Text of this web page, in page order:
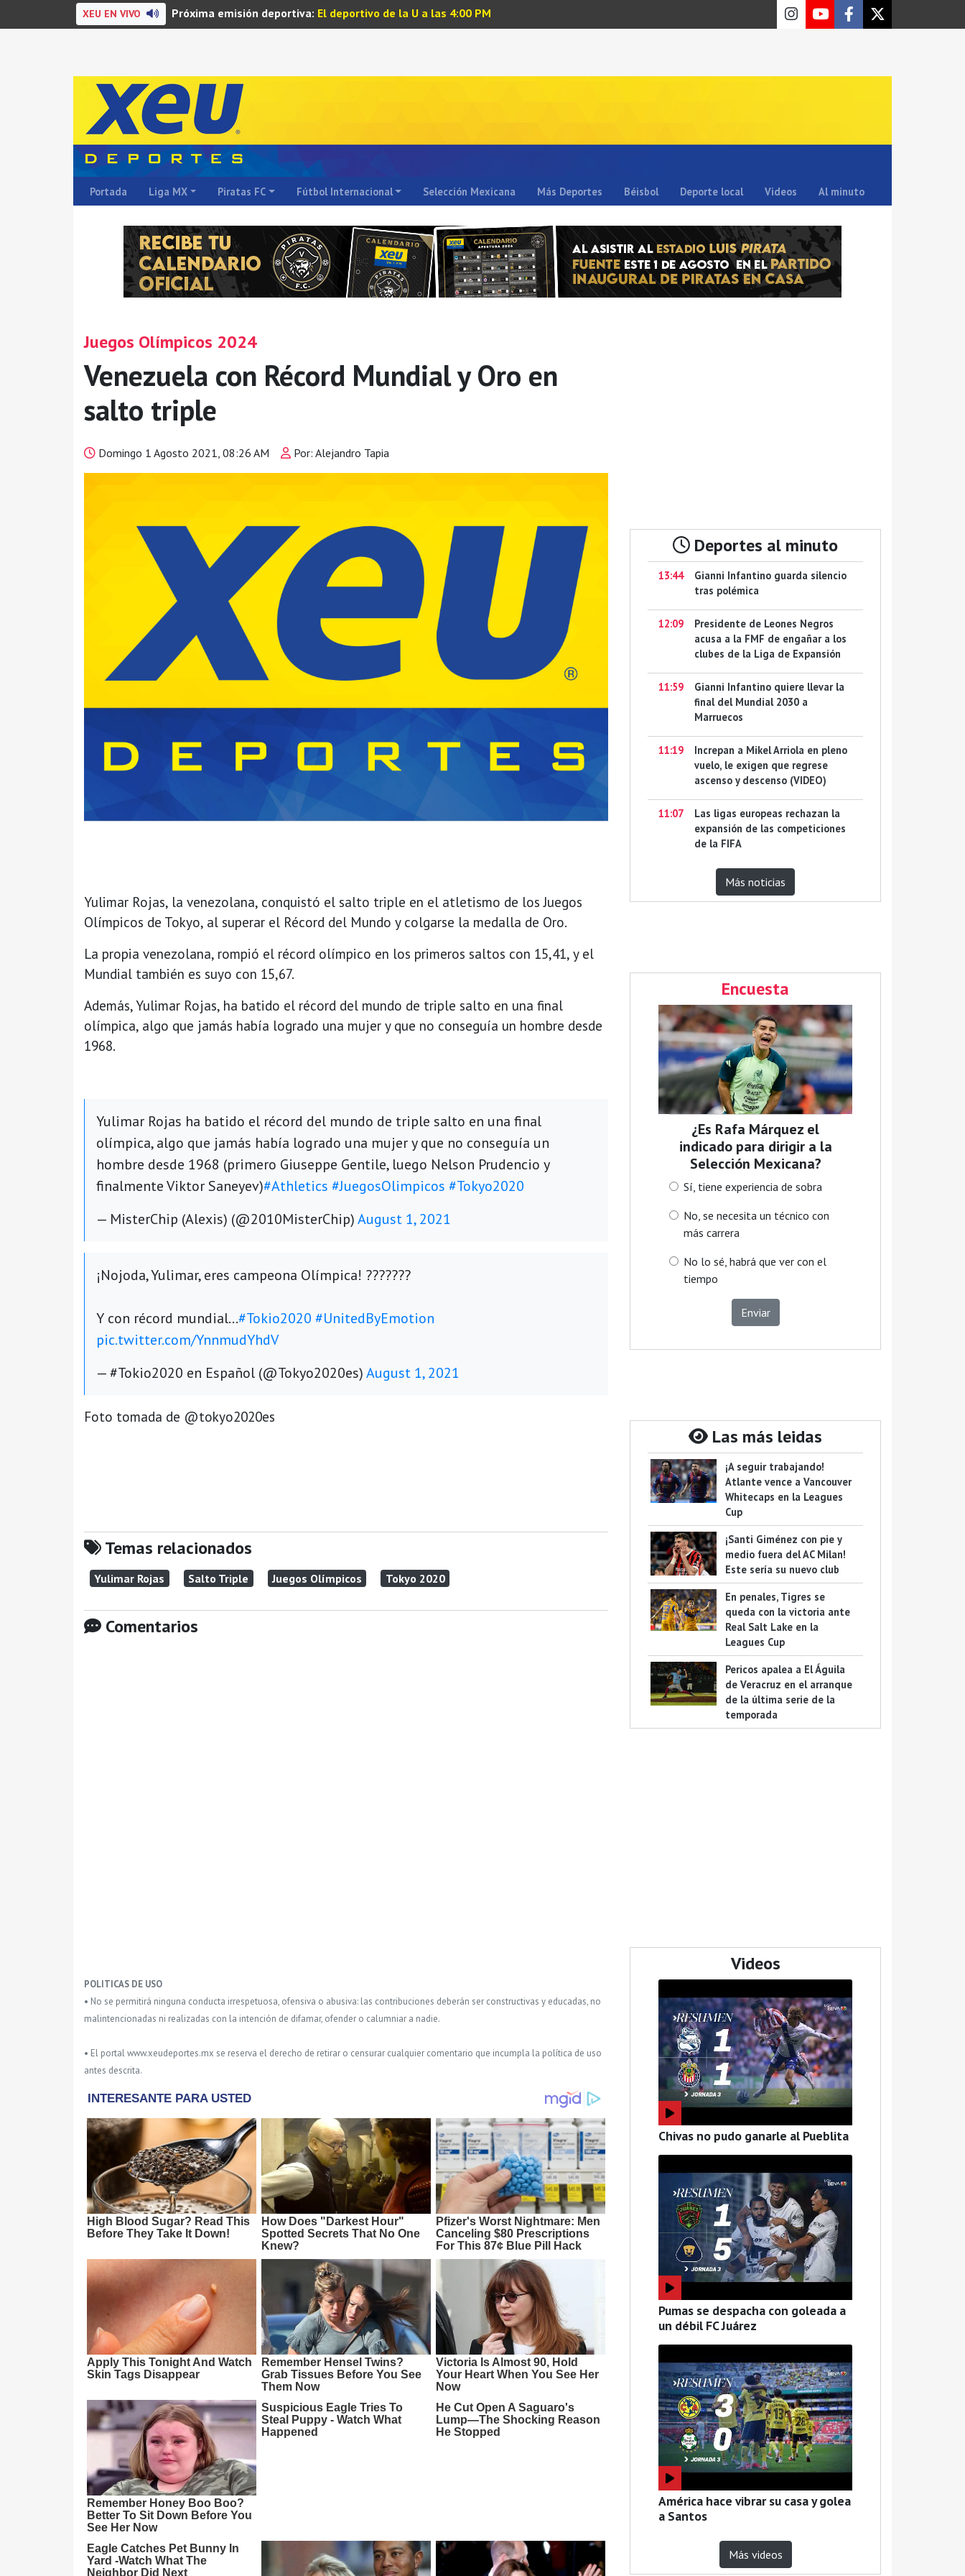
XEU EN VIVO Próxima emisión deportiva: El deportivo de la U a las 4:00 PM
Portada Liga MX Piratas FC Fútbol Internacional Selección Mexicana Más Deportes Béisbol Deporte local Videos Al minuto
Juegos Olímpicos 2024
Venezuela con Récord Mundial y Oro en
salto triple
Domingo 1 Agosto 2021, 08:26 AM Por: Alejandro Tapia
Yulimar Rojas, la venezolana, conquistó el salto triple en el atletismo de los Juegos
Olímpicos de Tokyo, al superar el Récord del Mundo y colgarse la medalla de Oro.
La propia venezolana, rompió el récord olímpico en los primeros saltos con 15,41, y el
Mundial también es suyo con 15,67.
Además, Yulimar Rojas, ha batido el récord del mundo de triple salto en una final
olímpica, algo que jamás había logrado una mujer y que no conseguía un hombre desde
1968.
Yulimar Rojas ha batido el récord del mundo de triple salto en una final
olímpica, algo que jamás había logrado una mujer y que no conseguía un
hombre desde 1968 (primero Giuseppe Gentile, luego Nelson Prudencio y
finalmente Viktor Saneyev)#Athletics #JuegosOlimpicos #Tokyo2020
— MisterChip (Alexis) (@2010MisterChip)August 1, 2021
¡Nojoda, Yulimar, eres campeona Olímpica! ???????
Y con récord mundial...#Tokio2020 #UnitedByEmotion
pic.twitter.com/YnnmudYhdV
— #Tokio2020 en Español (@Tokyo2020es)August 1, 2021
Foto tomada de @tokyo2020es
Temas relacionados
Yulimar Rojas Salto Triple Juegos Olímpicos Tokyo 2020
Comentarios
POLITICAS DE USO
• No se permitirá ninguna conducta irrespetuosa, ofensiva o abusiva: las contribuciones deberán ser constructivas y educadas, no
malintencionadas ni realizadas con la intención de difamar, ofender o calumniar a nadie.
• El portal www.xeudeportes.mx se reserva el derecho de retirar o censurar cualquier comentario que incumpla la política de uso
antes descrita.
Deportes al minuto
13:44
Gianni Infantino guarda silencio
tras polémica
12:09
Presidente de Leones Negros
acusa a la FMF de engañar a los
clubes de la Liga de Expansión
11:59
Gianni Infantino quiere llevar la
final del Mundial 2030 a
Marruecos
11:19
Increpan a Mikel Arriola en pleno
vuelo, le exigen que regrese
ascenso y descenso (VIDEO)
11:07
Las ligas europeas rechazan la
expansión de las competiciones
de la FIFA
Más noticias
Encuesta
¿Es Rafa Márquez el
indicado para dirigir a la
Selección Mexicana?
Sí, tiene experiencia de sobra
No, se necesita un técnico con
más carrera
No lo sé, habrá que ver con el
tiempo
Enviar
Las más leidas
¡A seguir trabajando!
Atlante vence a Vancouver
Whitecaps en la Leagues
Cup
¡Santi Giménez con pie y
medio fuera del AC Milan!
Este sería su nuevo club
En penales, Tigres se
queda con la victoria ante
Real Salt Lake en la
Leagues Cup
Pericos apalea a El Águila
de Veracruz en el arranque
de la última serie de la
temporada
Videos
Chivas no pudo ganarle al Pueblita
Pumas se despacha con goleada a
un débil FC Juárez
América hace vibrar su casa y golea
a Santos
Más videos